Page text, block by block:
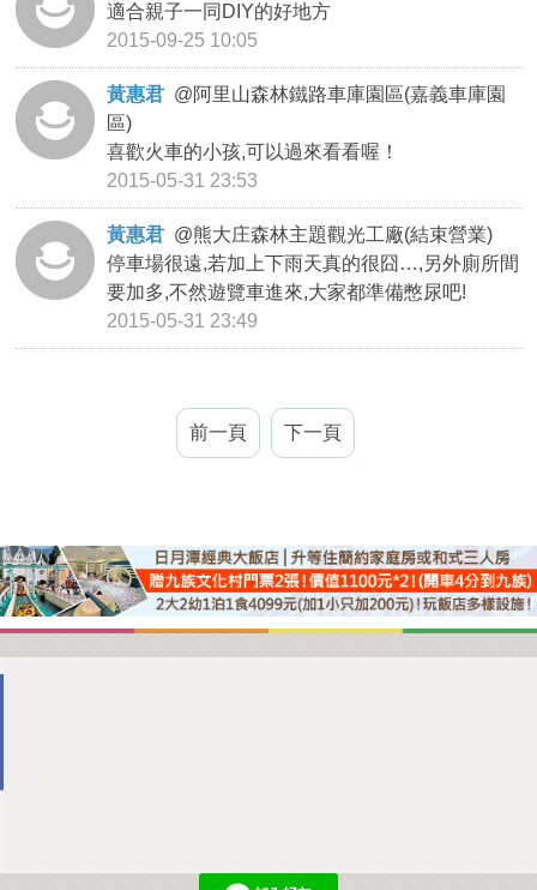
適合親子一同DIY的好地方
2015-09-25 10:05
黃惠君 @阿里山森林鐵路車庫園區(嘉義車庫園
區)
喜歡火車的小孩,可以過來看看喔！
2015-05-31 23:53
黃惠君 @熊大庄森林主題觀光工廠(結束營業)
停車場很遠,若加上下雨天真的很囧…,另外廁所間
要加多,不然遊覽車進來,大家都準備憋尿吧!
2015-05-31 23:49
前一頁 下一頁